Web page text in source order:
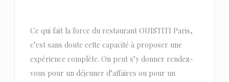
Ce qui fait la force du restaurant OUISTITI Paris,
c’est sans doute cette capacité à proposer une
expérience complète. On peut s’y donner rendez-
vous pour un déjeuner d’affaires ou pour un